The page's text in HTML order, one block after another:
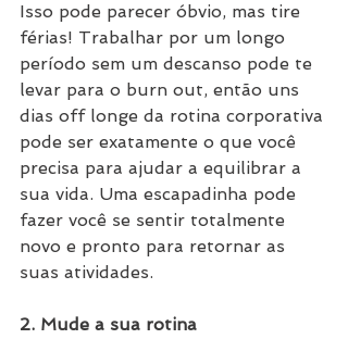
Isso pode parecer óbvio, mas tire
férias! Trabalhar por um longo
período sem um descanso pode te
levar para o burn out, então uns
dias off longe da rotina corporativa
pode ser exatamente o que você
precisa para ajudar a equilibrar a
sua vida. Uma escapadinha pode
fazer você se sentir totalmente
novo e pronto para retornar as
suas atividades.
2. Mude a sua rotina